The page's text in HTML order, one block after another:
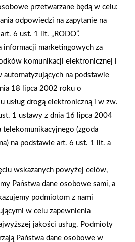
skromne, gdyż oparto się na
ale klienci nie zawiedli, tłumnie
Na wszystkich czekał
dzieci robiły zdjęcia z
za najwyższy godzinowy
tego dnia.
przetwarzane będą w celu:
odpowiedzi na zapytanie na
6 ust. 1 lit. „RODO”.
informacji marketingowych za
komunikacji elektronicznej i
automatyzujących na podstawie
18 lipca 2002 roku o
usług drogą elektroniczną i w zw.
1 ustawy z dnia 16 lipca 2004
telekomunikacyjnego (zgoda
na podstawie art. 6 ust. 1 lit. a
wskazanych powyżej celów,
Państwa dane osobowe sami, a
podmiotom z nami
w celu zapewnienia
jakości usług. Podmioty
Państwa dane osobowe w